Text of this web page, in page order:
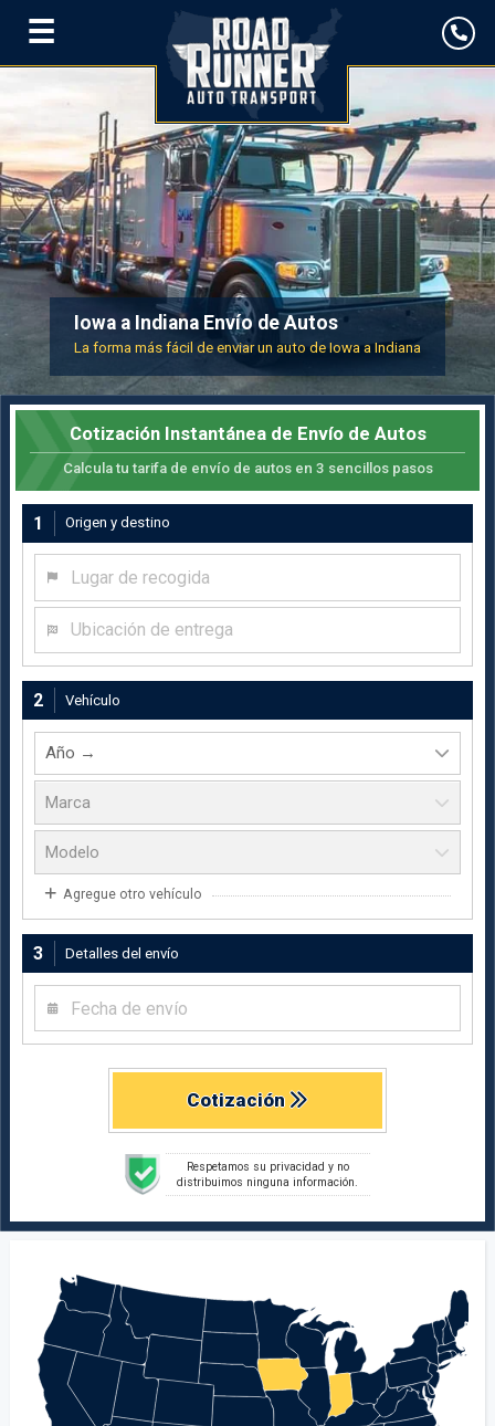
☰
Iowa a Indiana Envío de Autos
La forma más fácil de enviar un auto de Iowa a Indiana
Cotización Instantánea de Envío de Autos
Calcula tu tarifa de envío de autos en 3 sencillos pasos
1 Origen y destino
2 Vehículo
Agregue otro vehículo
3 Detalles del envío
Cotización
Respetamos su privacidad y no
distribuimos ninguna información.